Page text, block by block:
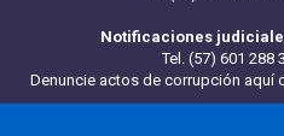
Notificaciones
Tel. (57) 601 288
Denuncie actos de corrupción aquí